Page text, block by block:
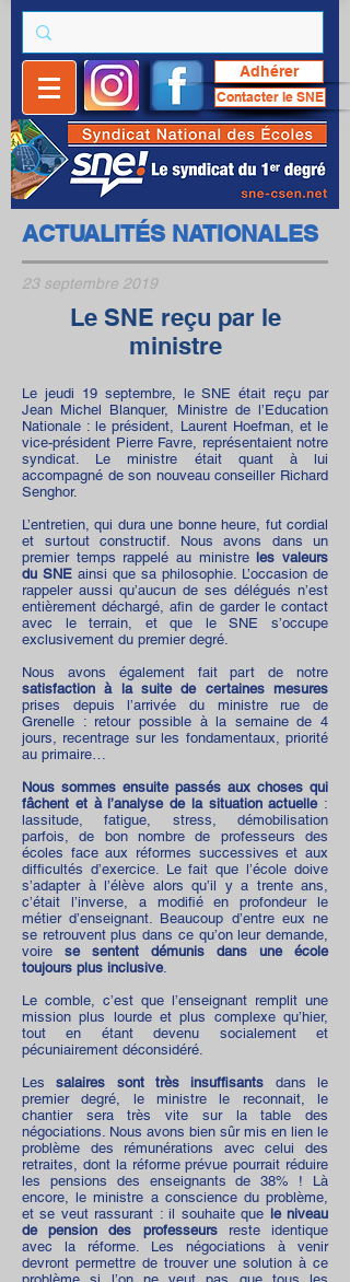
Adhérer
Contacter le SNE
ACTUALITÉS NATIONALES
23 septembre 2019
Le SNE reçu par le
ministre
Le jeudi 19 septembre, le SNE était reçu par
Jean Michel Blanquer, Ministre de l’Education
Nationale : le président, Laurent Hoefman, et le
vice-président Pierre Favre, représentaient notre
syndicat. Le ministre était quant à lui
accompagné de son nouveau conseiller Richard
Senghor.
L’entretien, qui dura une bonne heure, fut cordial
et surtout constructif. Nous avons dans un
premier temps rappelé au ministre les valeurs
du SNE ainsi que sa philosophie. L’occasion de
rappeler aussi qu’aucun de ses délégués n’est
entièrement déchargé, afin de garder le contact
avec le terrain, et que le SNE s’occupe
exclusivement du premier degré.
Nous avons également fait part de notre
satisfaction à la suite de certaines mesures
prises depuis l’arrivée du ministre rue de
Grenelle : retour possible à la semaine de 4
jours, recentrage sur les fondamentaux, priorité
au primaire…
Nous sommes ensuite passés aux choses qui
fâchent et à l’analyse de la situation actuelle:
lassitude, fatigue, stress, démobilisation
parfois, de bon nombre de professeurs des
écoles face aux réformes successives et aux
difficultés d’exercice. Le fait que l’école doive
s’adapter à l’élève alors qu’il y a trente ans,
c’était l’inverse, a modifié en profondeur le
métier d’enseignant. Beaucoup d’entre eux ne
se retrouvent plus dans ce qu’on leur demande,
voire se sentent démunis dans une école
toujours plus inclusive.
Le comble, c’est que l’enseignant remplit une
mission plus lourde et plus complexe qu’hier,
tout en étant devenu socialement et
pécuniairement déconsidéré.
Lessalaires sont très insuffisants dans le
premier degré, le ministre le reconnait, le
chantier sera très vite sur la table des
négociations. Nous avons bien sûr mis en lien le
problème des rémunérations avec celui des
retraites, dont la réforme prévue pourrait réduire
les pensions des enseignants de 38% ! Là
encore, le ministre a conscience du problème,
et se veut rassurant : il souhaite que le niveau
de pension des professeursreste identique
avec la réforme. Les négociations à venir
devront permettre de trouver une solution à ce